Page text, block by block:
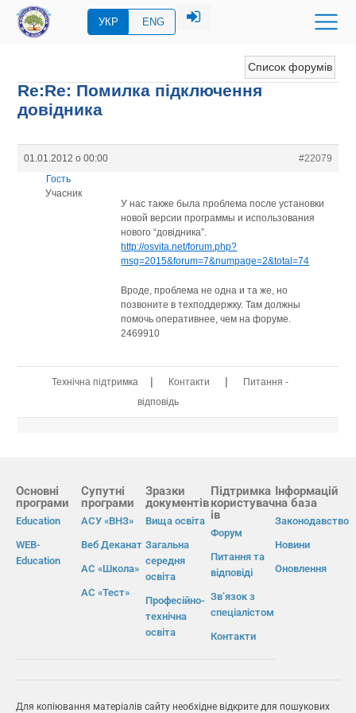
УКР ENG
Список форумів
Re:Re: Помилка підключення
довідника
01.01.2012 о 00:00
#22079
Гость
Учасник
У нас также была проблема после установки
новой версии программы и использования
нового “довідника”.
http://osvita.net/forum.php?
msg=2015&forum=7&numpage=2&total=74
Вроде, проблема не одна и та же, но
позвоните в техподдержку. Там должны
помочь оперативнее, чем на форуме.
2469910
Технічна підтримка | Контакти |
Питання -
відповідь
Основні
програми
Education
WEB-
Education
Супутні
програми
АСУ «ВНЗ»
Веб Деканат
АС «Школа»
АС «Тест»
Зразки
документів
Вища освіта
Загальна
середня
освіта
Професійно-
технічна
освіта
Підтримка
користувач
ів
Форум
Питання та
відповіді
Зв’язок з
спеціалістом
Контакти
Інформацій
на база
Законодавство
Новини
Оновлення
Для копіювання матеріалів сайту необхідне відкрите для пошукових